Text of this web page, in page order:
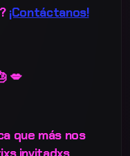
¡Contáctanos!
💋
que más nos